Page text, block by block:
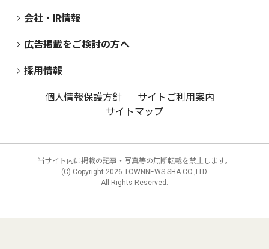
会社・IR情報
広告掲載をご検討の方へ
採用情報
個人情報保護方針
サイトご利用案内
サイトマップ
当サイト内に掲載の記事・写真等の無断転載を禁止します。
(C) Copyright 2026 TOWNNEWS-SHA CO.,LTD.
All Rights Reserved.